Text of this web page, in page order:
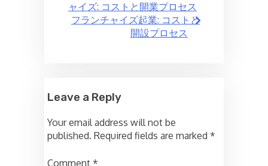
navigation
ャイズ: コストと開業プロセス
フランチャイズ起業: コストと
開設プロセス
Leave a Reply
Your email address will not be
published. Required fields are marked *
Comment *